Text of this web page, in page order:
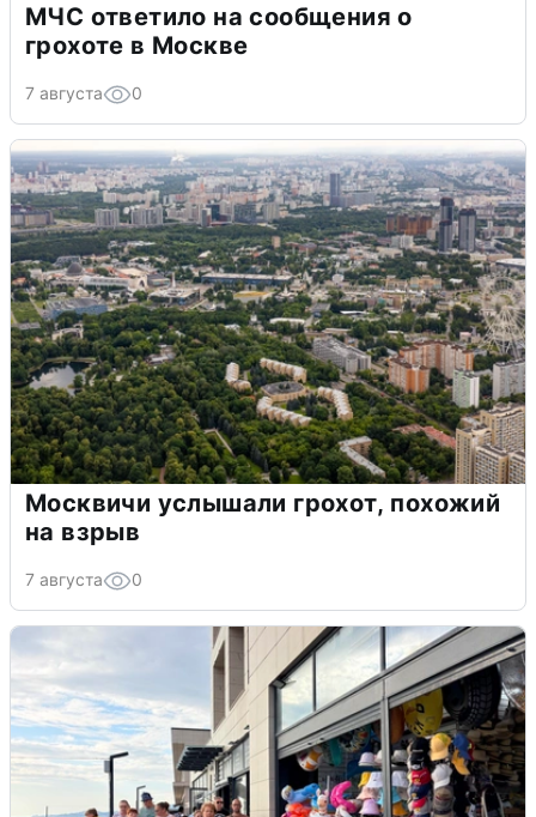
МЧС ответило на сообщения о
грохоте в Москве
7 августа 0
Москвичи услышали грохот, похожий
на взрыв
7 августа 0